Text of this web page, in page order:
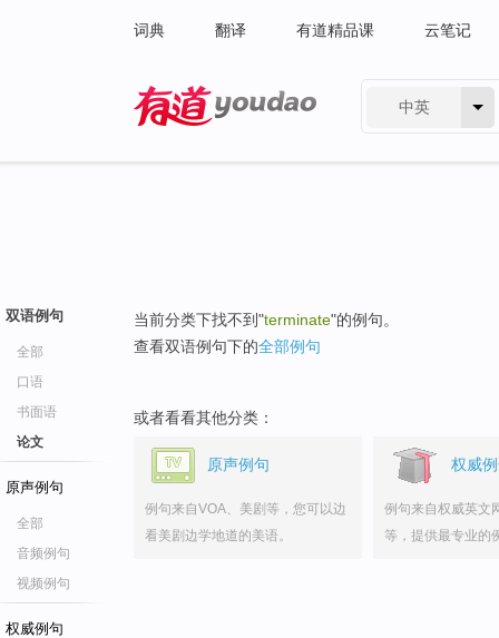
词典 翻译 有道精品课 云笔记
中英
双语例句
全部
口语
书面语
论文
原声例句
全部
音频例句
视频例句
权威例句
当前分类下找不到"terminate"的例句。
查看双语例句下的全部例句
或者看看其他分类：
原声例句
例句来自VOA、美剧等，您可以边
看美剧边学地道的美语。
权威
例句来自权威英文
等，提供最专业的